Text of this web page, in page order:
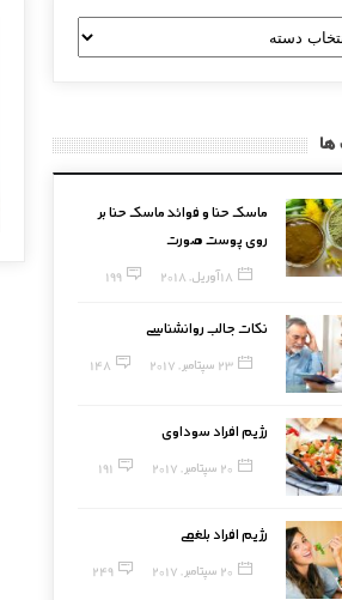
ها
ماسک حنا و فوائد ماسک حنا بر
روی پوست صورت
18 آوریل, 2018 199
نکات جالب روانشناسی
23 سپتامبر, 2017 148
رژیم افراد سوداوی
20 سپتامبر, 2017 191
رژیم افراد بلغمی
20 سپتامبر, 2017 249